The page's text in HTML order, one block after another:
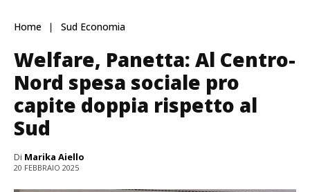
Home Sud Economia
Welfare, Panetta: Al Centro-
Nord spesa sociale pro
capite doppia rispetto al
Sud
Di Marika Aiello
20 FEBBRAIO 2025